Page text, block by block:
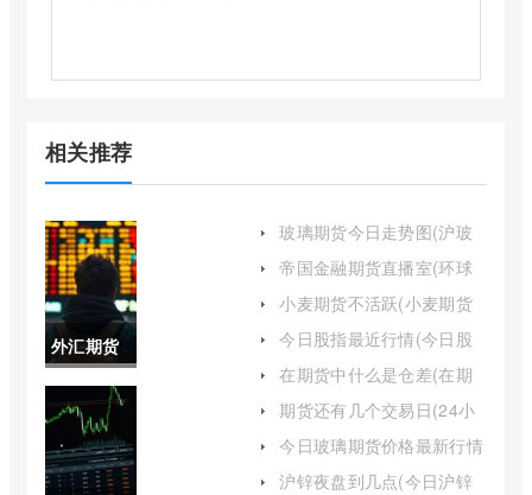
相关推荐
外汇期货
交易中唯
一变动的
是期货的
玻璃期货今日走势图(沪玻
璃期货今日行情)
帝国金融期货直播室(环球
金融期货直播室)
小麦期货不活跃(小麦期货
市场现状)
今日股指最近行情(今日股
市指数行情走势)
在期货中什么是仓差(在期
货中什么是仓差交易)
期货还有几个交易日(24小
时交易日期货)
今日玻璃期货价格最新行情
(今日玻璃期货价格走势图)
沪锌夜盘到几点(今日沪锌